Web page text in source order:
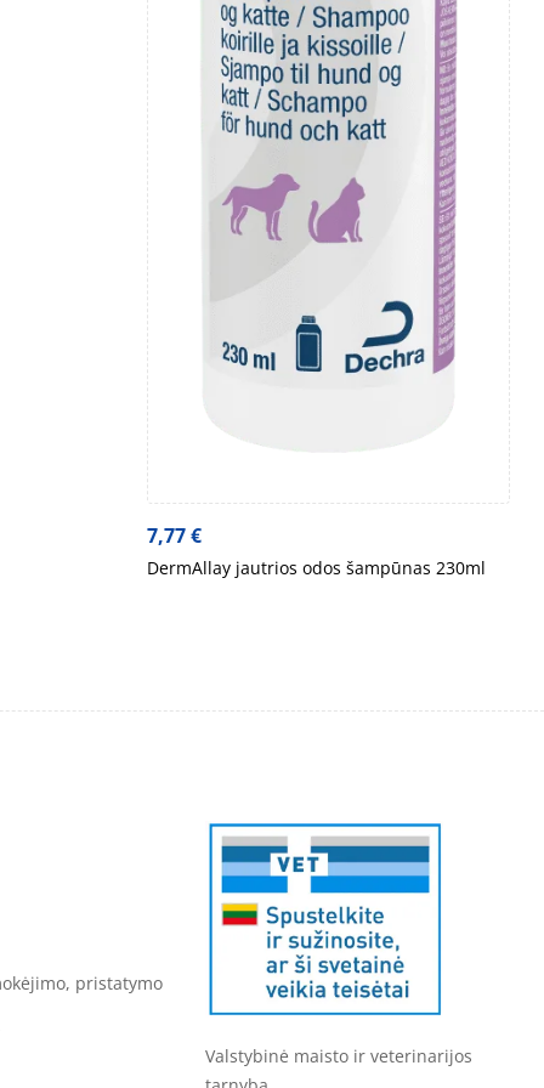
7,77€
DermAllay jautrios odos šampūnas 230ml
pristatymo
Valstybinė maisto ir veterinarijos